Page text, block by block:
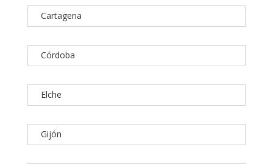
Cartagena
Córdoba
Elche
Gijón